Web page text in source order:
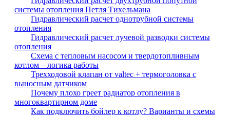
системы отопления Петля Тихельмана
Гидравлический расчет однотрубной системы
отопления
Гидравлический расчет лучевой разводки системы
отопления
Схема с тепловым насосом и твердотопливным
котлом – логика работы
Трехходовой клапан от valtec + термоголовка с
выносным датчиком
Почему плохо греет радиатор отопления в
многоквартирном доме
Как подключить бойлер к котлу? Варианты и схемы